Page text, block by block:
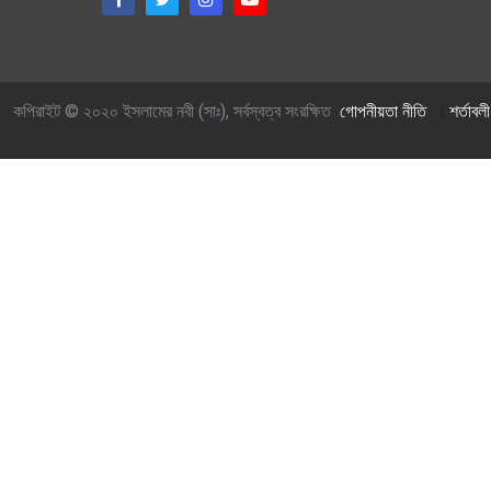
কপিরাইট © ২০২০ ইসলামের নবী (সাঃ), সর্বস্বত্ব সংরক্ষিত গোপনীয়তা নীতি শর্তাবলী